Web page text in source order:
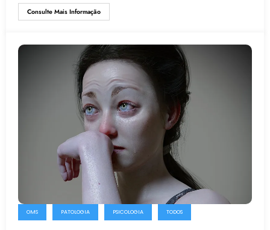
Consulte Mais Informação
OMS PATOLOGIA PSICOLOGIA TODOS